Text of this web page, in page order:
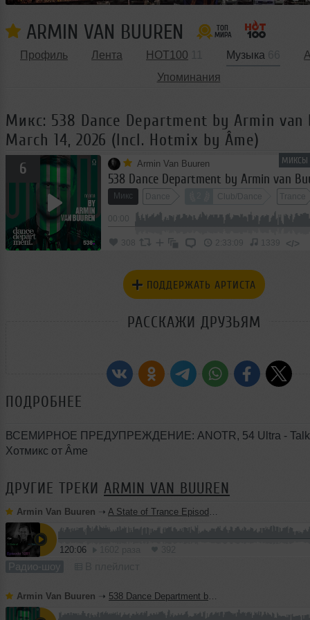
ARMIN VAN BUUREN
Профиль Лента HOT100 Музыка
Упоминания
Микс: 538 Dance Department by Armin van
March 14, 2026 (Incl. Hotmix by Âme)
МИКСЫ
6 Armin Van Buuren
Микс Dance Club/Dance Trance
308 2:33:09 1339 </>
ПОДДЕРЖАТЬ АРТИСТА
РАССКАЖИ ДРУЗЬЯМ
ПОДРОБНЕЕ
ВСЕМИРНОЕ ПРЕДУПРЕЖДЕНИЕ: ANOTR, 54 Ultra - Talk
Хотмикс от Âme
ДРУГИЕ ТРЕКИ ARMIN VAN BUUREN
Armin Van Buuren ➝ A State of Trance Episode 1281 - Armin van Buuren
120:06
Радио-шоу
Armin Van Buuren ➝ 538 Dance Department by Armin van Buuren - June 6, 2026 (Incl. Hotmix by Franc Fala)